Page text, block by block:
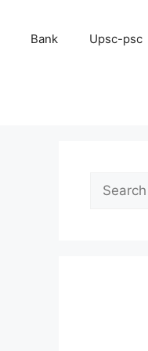
Bank Upsc-psc
Search
for: